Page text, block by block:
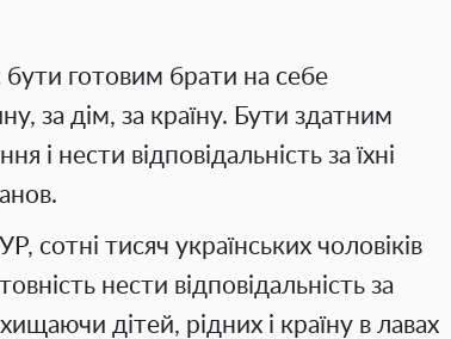
готовим брати на себе
за дім, за країну. Бути здатним
і нести відповідальність за їхні
сотні тисяч українських чоловіків
нести відповідальність за
дітей, рідних і країну в лавах